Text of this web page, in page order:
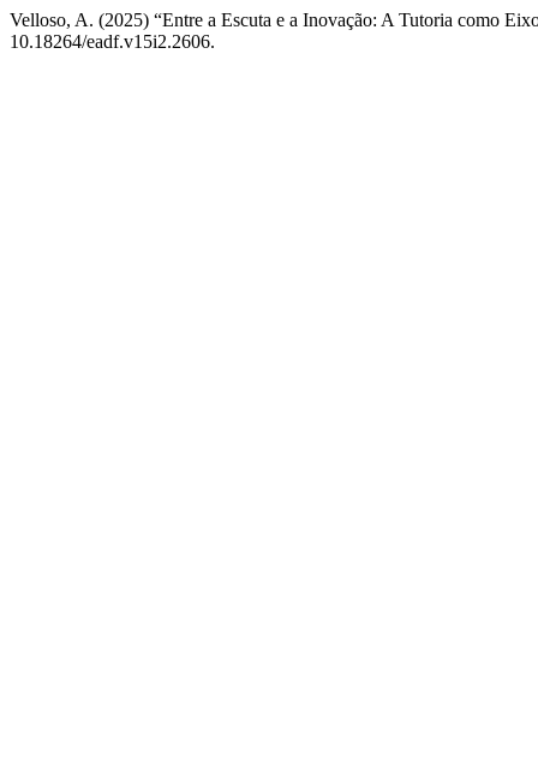
Velloso, A. (2025) “Entre a Escuta e a Inovação: A Tutoria como
10.18264/eadf.v15i2.2606.